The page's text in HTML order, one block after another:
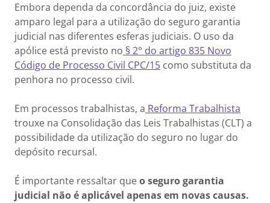
Embora dependa da concordância do juiz, existe
amparo legal para a utilização do seguro garantia
judicial nas diferentes esferas judiciais. O uso da
apólice está previsto no § 2° do artigo 835 Novo
Código de Processo Civil CPC/15 como substituta da
penhora no processo civil.
Em processos trabalhistas, a Reforma Trabalhista
trouxe na Consolidação das Leis Trabalhistas (CLT) a
possibilidade da utilização do seguro no lugar do
depósito recursal.
É importante ressaltar queo seguro garantia
judicial não é aplicável apenas em novas causas.